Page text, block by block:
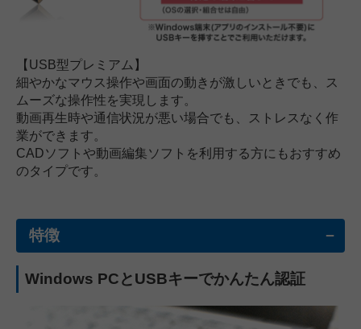
【USB型プレミアム】
細やかなマウス操作や画面の動きが激しいときでも、ス
ムーズな操作性を実現します。
動画再生時や通信状況が悪い場合でも、ストレスなく作
業ができます。
CADソフトや動画編集ソフトを利用する方にもおすすめ
のタイプです。
特徴
Windows PCとUSBキーでかんたん認証